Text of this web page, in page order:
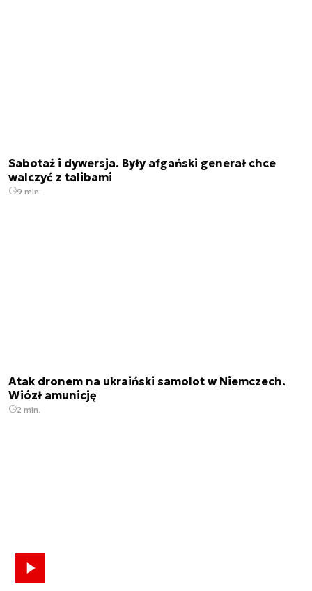
Sabotaż i dywersja. Były afgański generał chce
walczyć z talibami
9 min.
Atak dronem na ukraiński samolot w Niemczech.
Wiózł amunicję
2 min.